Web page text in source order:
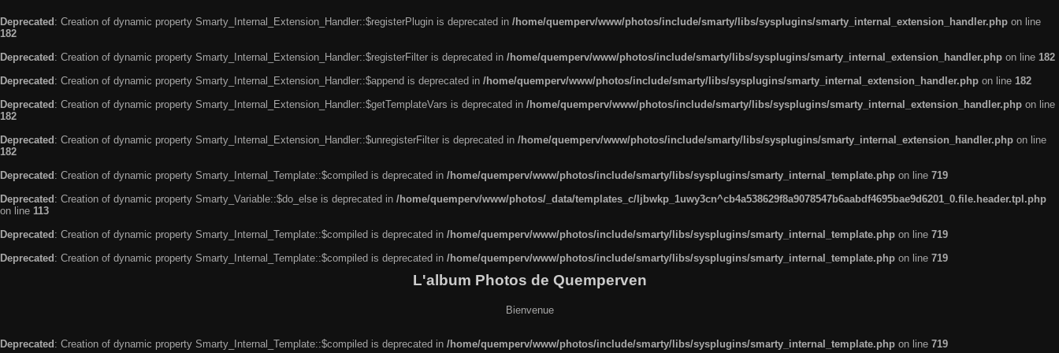
Deprecated : Creation of dynamic property Smarty_Internal_Extension_Handler::$registerPlugin is deprecated in /home/quemperv/www/photos/include/smarty/libs/sysplugins/smarty_internal_extension_handler.php on line
182
Deprecated : Creation of dynamic property Smarty_Internal_Extension_Handler::$registerFilter is deprecated in /home/quemperv/www/photos/include/smarty/libs/sysplugins/smarty_internal_extension_handler.php on line 182
Deprecated : Creation of dynamic property Smarty_Internal_Extension_Handler::$append is deprecated in /home/quemperv/www/photos/include/smarty/libs/sysplugins/smarty_internal_extension_handler.php on line 182
Deprecated : Creation of dynamic property Smarty_Internal_Extension_Handler::$getTemplateVars is deprecated in /home/quemperv/www/photos/include/smarty/libs/sysplugins/smarty_internal_extension_handler.php on line
182
Deprecated : Creation of dynamic property Smarty_Internal_Extension_Handler::$unregisterFilter is deprecated in /home/quemperv/www/photos/include/smarty/libs/sysplugins/smarty_internal_extension_handler.php on line
182
Deprecated : Creation of dynamic property Smarty_Internal_Template::$compiled is deprecated in /home/quemperv/www/photos/include/smarty/libs/sysplugins/smarty_internal_template.php on line 719
Deprecated : Creation of dynamic property Smarty_Variable::$do_else is deprecated in /home/quemperv/www/photos/_data/templates_c/ljbwkp_1uwy3cn^cb4a538629f8a9078547b6aabdf4695bae9d6201_0.file.header.tpl.php
on line 113
Deprecated : Creation of dynamic property Smarty_Internal_Template::$compiled is deprecated in /home/quemperv/www/photos/include/smarty/libs/sysplugins/smarty_internal_template.php on line 719
Deprecated : Creation of dynamic property Smarty_Internal_Template::$compiled is deprecated in /home/quemperv/www/photos/include/smarty/libs/sysplugins/smarty_internal_template.php on line 719
L'album Photos de Quemperven
Bienvenue
Deprecated: Creation of dynamic property Smarty_Internal_Template::$compiled is deprecated in /home/quemperv/www/photos/include/smarty/libs/sysplugins/smarty_internal_template.php on line 719